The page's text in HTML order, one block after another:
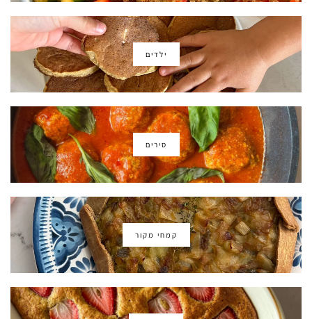
ילדים
סירים
קמחי מקור